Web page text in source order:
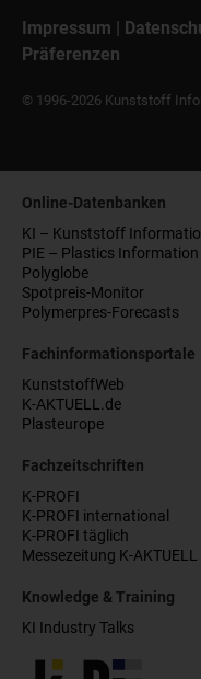
Impressum |
Präferenzen
© 1996-2026 Kunststoff
Online-Datenbanken
KI – Kunststoff
PIE – Plastics Information
Polyglobe
Spotpreis-Monitor
Polymerpres-Forecasts
Fachinformationsportale
KunststoffWeb
K-AKTUELL.de
Plasteurope
Fachzeitschriften
K-PROFI
K-PROFI international
K-PROFI täglich
Messezeitung K-AKTUELL
Knowledge & Training
KI Industry Talks